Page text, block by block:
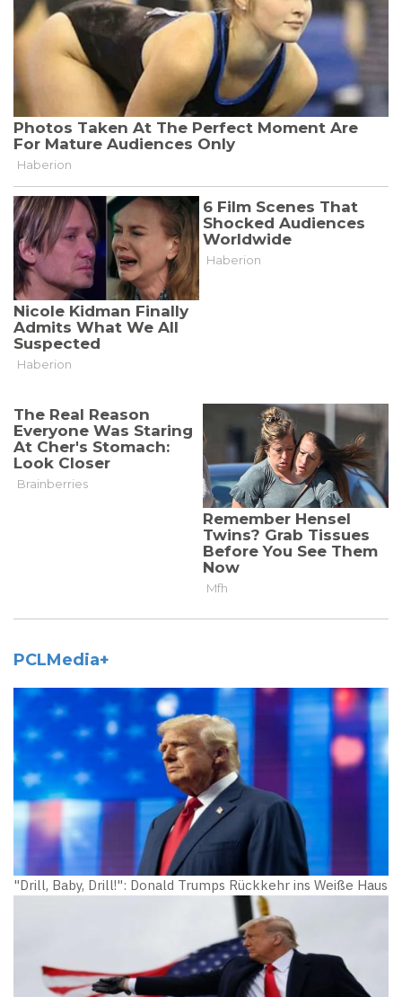
PCLMedia+
"Drill, Baby, Drill!": Donald Trumps Rückkehr ins Weiße Haus